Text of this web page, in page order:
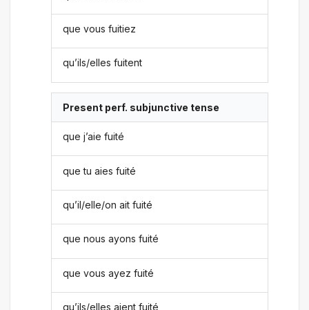
que vous fuitiez
qu’ils/elles fuitent
Present perf. subjunctive tense
que j’aie fuité
que tu aies fuité
qu’il/elle/on ait fuité
que nous ayons fuité
que vous ayez fuité
qu’ils/elles aient fuité